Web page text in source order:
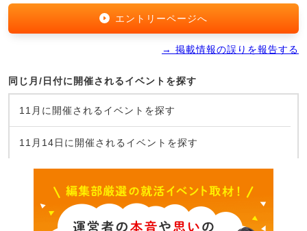
エントリーページへ
→ 掲載情報の誤りを報告する
同じ月/日付に開催されるイベントを探す
11月に開催されるイベントを探す
11月14日に開催されるイベントを探す